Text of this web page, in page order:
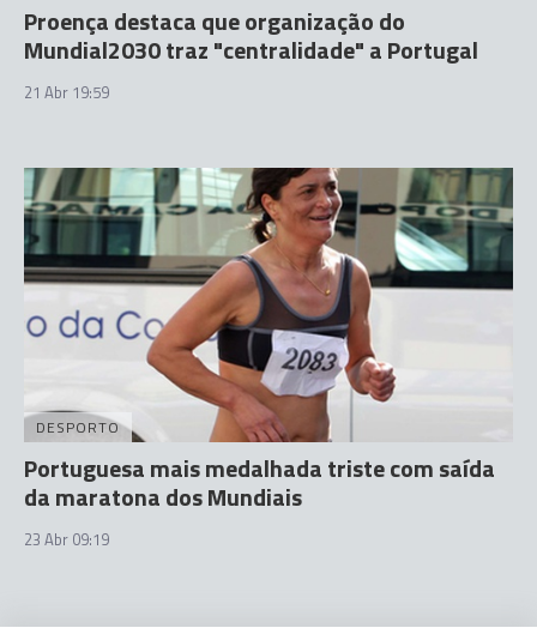
Proença destaca que organização do
Mundial2030 traz "centralidade" a Portugal
21 Abr 19:59
DESPORTO
Portuguesa mais medalhada triste com saída
da maratona dos Mundiais
23 Abr 09:19